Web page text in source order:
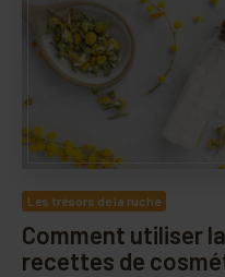
Les trésors de la ruche
Comment utiliser
recettes de